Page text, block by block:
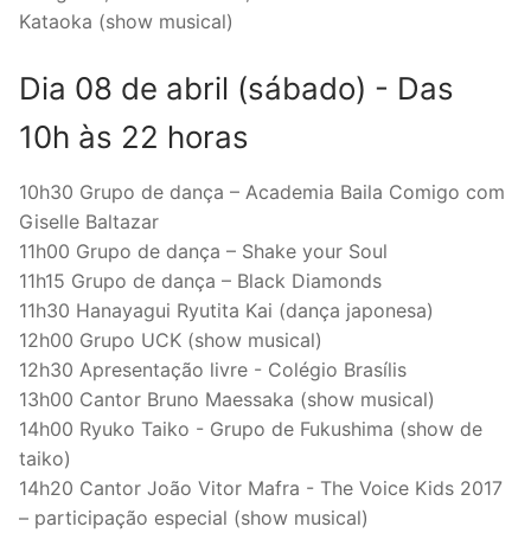
Kataoka (show musical)
Dia 08 de abril (sábado) - Das
10h às 22 horas
10h30 Grupo de dança – Academia Baila Comigo com
Giselle Baltazar
11h00 Grupo de dança – Shake your Soul
11h15 Grupo de dança – Black Diamonds
11h30 Hanayagui Ryutita Kai (dança japonesa)
12h00 Grupo UCK (show musical)
12h30 Apresentação livre - Colégio Brasílis
13h00 Cantor Bruno Maessaka (show musical)
14h00 Ryuko Taiko - Grupo de Fukushima (show de
taiko)
14h20 Cantor João Vitor Mafra - The Voice Kids 2017
– participação especial (show musical)